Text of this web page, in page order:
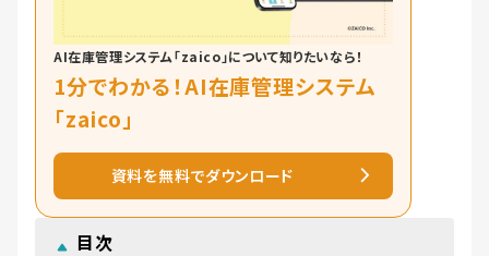
AI在庫管理システム「zaico」について知りたいなら！
1分でわかる！AI在庫管理システム
「zaico」
資料を無料でダウンロード
目次